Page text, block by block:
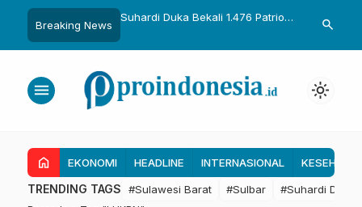
Breaking News
Gelar Sulo
Suhardi Duka Bekali 1.476 Patriot
Dasar Kebijakan Transmigrasi
Gubernur
untuk
search
menu light_mode
home EKONOMI HEADLINE INTERNASIONAL
TRENDING TAGS #Sulawesi Barat #Sulbar #Suhardi Duka